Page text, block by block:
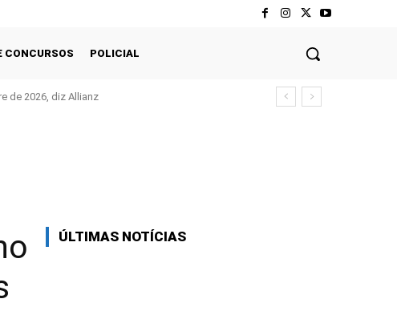
CONCURSOS POLICIAL
de 2026, diz Allianz
ÚLTIMAS NOTÍCIAS